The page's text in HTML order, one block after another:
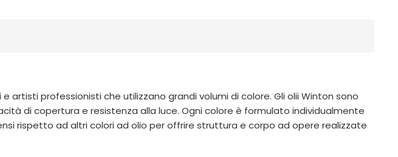
professionisti che utilizzano grandi volumi di colore. Gli olii Winton sono
di copertura e resistenza alla luce. Ogni colore è formulato individualmente
rispetto ad altri colori ad olio per offrire struttura e corpo ad opere realizzate